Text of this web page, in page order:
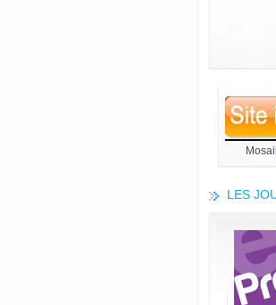
LES